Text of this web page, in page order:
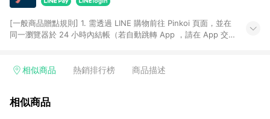
[一般商品贈點規則] 1. 需透過 LINE 購物前往 Pinkoi 頁面，並在
同一瀏覽器於 24 小時內結帳（若自動跳轉 App ，請在 App 交
回饋訂單不得享有 Pinkoi 站方優惠，例如首購優惠，P coins，
行為，不具贈點資格，部分退款不在此限。 6. APP 請更新至
相似商品 熱銷排行榜 商品描述
相似商品